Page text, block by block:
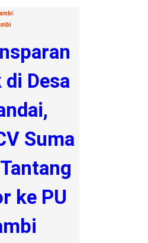
Desa
Suma
ke PU